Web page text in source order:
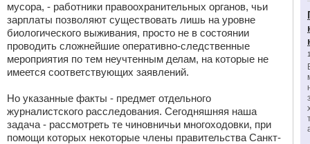
мусора, - работники правоохранительных органов, чьи
зарплаты позволяют существовать лишь на уровне
биологического выживания, просто не в состоянии
проводить сложнейшие оперативно-следственные
мероприятия по тем неучтенным делам, на которые не
имеется соответствующих заявлений.
Но указанные факты - предмет отдельного
журналистского расследования. Сегодняшняя наша
задача - рассмотреть те чиновничьи многоходовки, при
помощи которых некоторые члены правительства Санкт-